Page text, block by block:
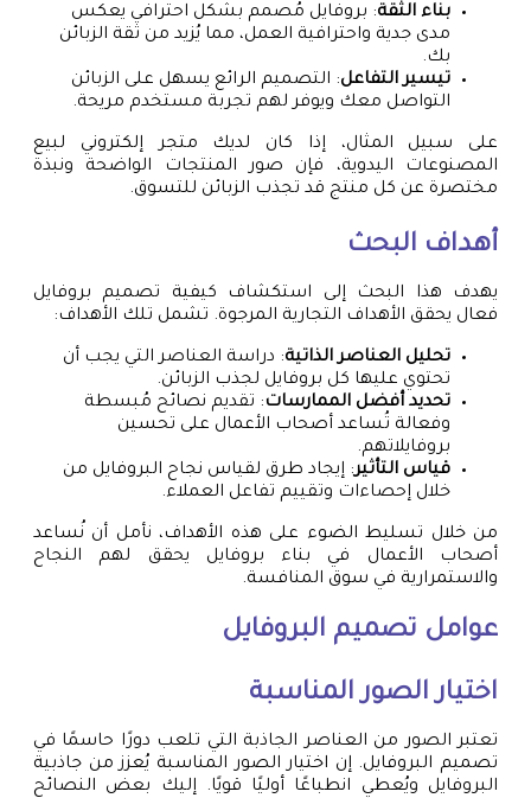
بناء الثقة: بروفايل مُصمم بشكل احترافي يعكس
مدى جدية واحترافية العمل، مما يُزيد من ثقة الزبائن
بك.
تيسير التفاعل: التصميم الرائع يسهل على الزبائن
التواصل معك ويوفر لهم تجربة مستخدم مريحة.
على سبيل المثال، إذا كان لديك متجر إلكتروني لبيع
المصنوعات اليدوية، فإن صور المنتجات الواضحة ونبذة
مختصرة عن كل منتج قد تجذب الزبائن للتسوق.
أهداف البحث
يهدف هذا البحث إلى استكشاف كيفية تصميم بروفايل
فعال يحقق الأهداف التجارية المرجوة. تشمل تلك الأهداف:
تحليل العناصر الذاتية: دراسة العناصر التي يجب أن
تحتوي عليها كل بروفايل لجذب الزبائن.
تحديد أفضل الممارسات: تقديم نصائح مُبسطة
وفعالة تُساعد أصحاب الأعمال على تحسين
بروفايلاتهم.
قياس التأثير: إيجاد طرق لقياس نجاح البروفايل من
خلال إحصاءات وتقييم تفاعل العملاء.
من خلال تسليط الضوء على هذه الأهداف، نأمل أن نُساعد
أصحاب الأعمال في بناء بروفايل يحقق لهم النجاح
والاستمرارية في سوق المنافسة.
عوامل تصميم البروفايل
اختيار الصور المناسبة
تعتبر الصور من العناصر الجاذبة التي تلعب دورًا حاسمًا في
تصميم البروفايل. إن اختيار الصور المناسبة يُعزز من جاذبية
البروفايل ويُعطي انطباعًا أوليًا قويًا. إليك بعض النصائح